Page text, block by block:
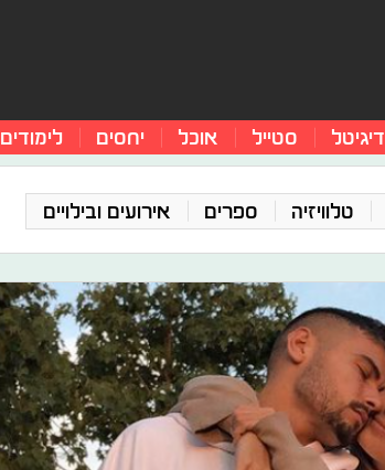
דיגיטל סטייל אוכל יחסים לימודים
טלוויזיה ספרים אירועים ובילויים